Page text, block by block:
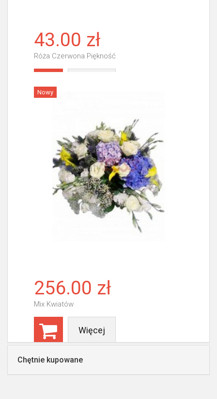
43.00 zł
Róża Czerwona Piękność
Nowy
256.00 zł
Mix Kwiatów
Więcej
Chętnie kupowane